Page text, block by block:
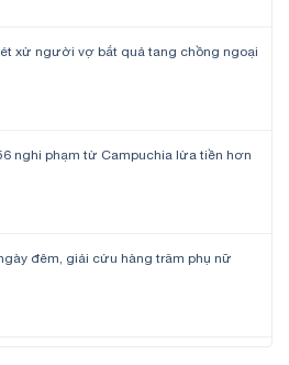
xử người vợ bắt quả tang chồng ngoại
nghi phạm từ Campuchia lừa tiền hơn
đêm, giải cứu hàng trăm phụ nữ